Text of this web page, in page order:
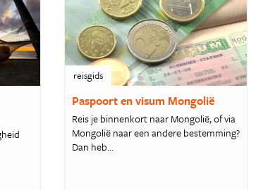
reisgids
Paspoort en visum Mongolië
Reis je binnenkort naar Mongolië, of via
Mongolië naar een andere bestemming?
Dan heb...